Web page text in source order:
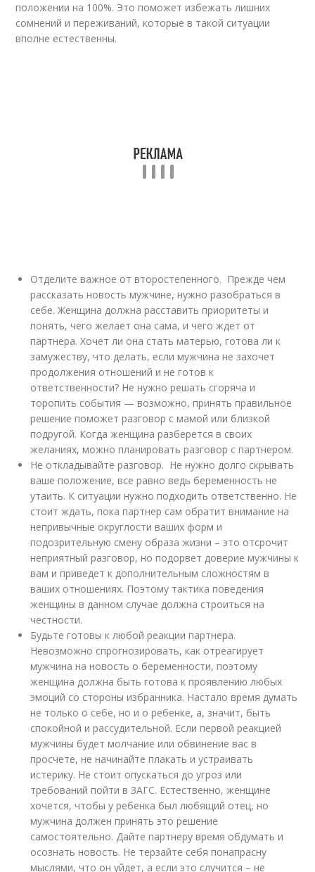
положении на 100%. Это поможет избежать лишних
сомнений и переживаний, которые в такой ситуации
вполне естественны.
Отделите важное от второстепенного. Прежде чем
рассказать новость мужчине, нужно разобраться в
себе. Женщина должна расставить приоритеты и
понять, чего желает она сама, и чего ждет от
партнера. Хочет ли она стать матерью, готова ли к
замужеству, что делать, если мужчина не захочет
продолжения отношений и не готов к
ответственности? Не нужно решать сгоряча и
торопить события — возможно, принять правильное
решение поможет разговор с мамой или близкой
подругой. Когда женщина разберется в своих
желаниях, можно планировать разговор с партнером.
Не откладывайте разговор. Не нужно долго скрывать
ваше положение, все равно ведь беременность не
утаить. К ситуации нужно подходить ответственно. Не
стоит ждать, пока партнер сам обратит внимание на
непривычные округлости ваших форм и
подозрительную смену образа жизни – это отсрочит
неприятный разговор, но подорвет доверие мужчины к
вам и приведет к дополнительным сложностям в
ваших отношениях. Поэтому тактика поведения
женщины в данном случае должна строиться на
честности.
Будьте готовы к любой реакции партнера.
Невозможно спрогнозировать, как отреагирует
мужчина на новость о беременности, поэтому
женщина должна быть готова к проявлению любых
эмоций со стороны избранника. Настало время думать
не только о себе, но и о ребенке, а, значит, быть
спокойной и рассудительной. Если первой реакцией
мужчины будет молчание или обвинение вас в
просчете, не начинайте плакать и устраивать
истерику. Не стоит опускаться до угроз или
требований пойти в ЗАГС. Естественно, женщине
хочется, чтобы у ребенка был любящий отец, но
мужчина должен принять это решение
самостоятельно. Дайте партнеру время обдумать и
осознать новость. Не терзайте себя понапрасну
мыслями, что он уйдет, а если это случится – не